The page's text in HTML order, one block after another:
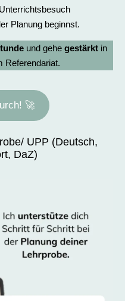
Planung beginnst.
und gehe gestärktin
Referendariat.
🚀
UPP (Deutsch,
DaZ)